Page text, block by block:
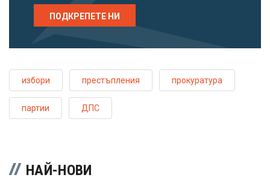
ПОДКРЕПЕТЕ НИ
избори престъпления прокуратура
партии ДПС
НАЙ-НОВИ